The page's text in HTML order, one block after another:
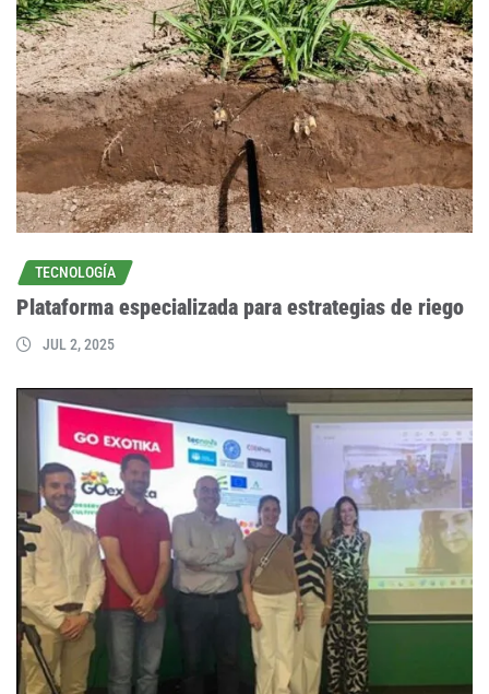
TECNOLOGÍA
Plataforma especializada para estrategias de riego
JUL 2, 2025